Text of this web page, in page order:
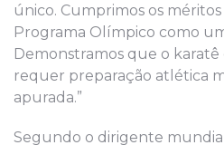
único. Cumprimos os
Programa Olímpico como
Demonstramos que o
requer preparação atlética
apurada.”
Segundo o dirigente